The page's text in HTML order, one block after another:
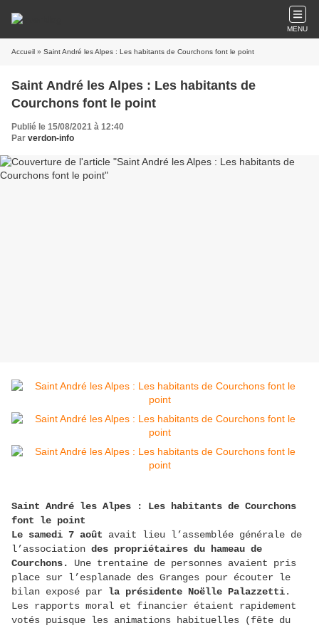
MENU
Accueil » Saint André les Alpes : Les habitants de Courchons font le point
Saint André les Alpes : Les habitants de
Courchons font le point
Publié le 15/08/2021 à 12:40
Par verdon-info
Saint André les Alpes : Les habitants de Courchons
font le point
Le samedi 7 août avait lieu l’assemblée générale de
l’association des propriétaires du hameau de
Courchons.
Une trentaine de personnes avaient pris
place sur l’esplanade des Granges pour écouter le
bilan exposé par la présidente Noëlle Palazzetti.
Les rapports moral et financier étaient rapidement
votés puisque les animations habituelles (fête du